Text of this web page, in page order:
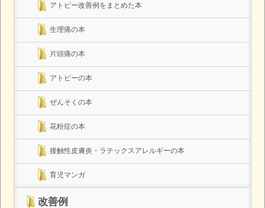
アトピー改善例をまとめた本
生理痛の本
片頭痛の本
アトピーの本
ぜんそくの本
花粉症の本
接触性皮膚炎・ラテックスアレルギーの本
育児マンガ
改善例